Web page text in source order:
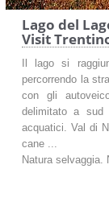
Lago del
Visit
Il lago si
percorrendo la
con gli
delimitato a sud
acquatici. Val di
cane ...
Natura selvaggia.